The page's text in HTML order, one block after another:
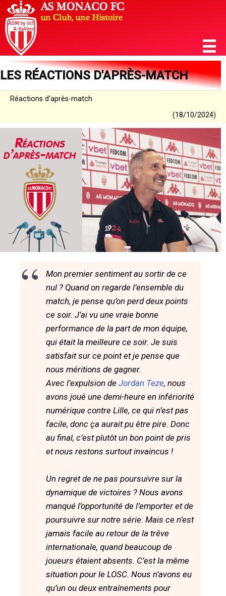
LES RÉACTIONS D'APRÈS-MATCH
Réactions d'après-match
(18/10/2024)
Mon premier sentiment au sortir de ce
nul ? Quand on regarde l’ensemble du
match, je pense qu’on perd deux points
ce soir. J’ai vu une vraie bonne
performance de la part de mon équipe,
qui était la meilleure ce soir. Je suis
satisfait sur ce point et je pense que
nous méritions de gagner.
Avec l’expulsion de Jordan Teze, nous
avons joué une demi-heure en infériorité
numérique contre Lille, ce qui n’est pas
facile, donc ça aurait pu être pire. Donc
au final, c’est plutôt un bon point de pris
et nous restons surtout invaincus !
Un regret de ne pas poursuivre sur la
dynamique de victoires ? Nous avons
manqué l’opportunité de l’emporter et de
poursuivre sur notre série. Mais ce n’est
jamais facile au retour de la trêve
internationale, quand beaucoup de
joueurs étaient absents. C’est la même
situation pour le LOSC. Nous n’avons eu
qu’un ou deux entraînements pour